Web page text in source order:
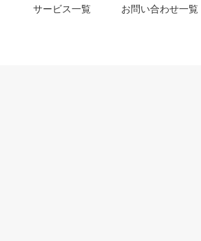
サービス一覧 お問い合わせ一覧